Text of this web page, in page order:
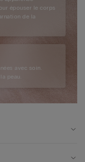
épouser le corps
de la
avec soin.
peau.